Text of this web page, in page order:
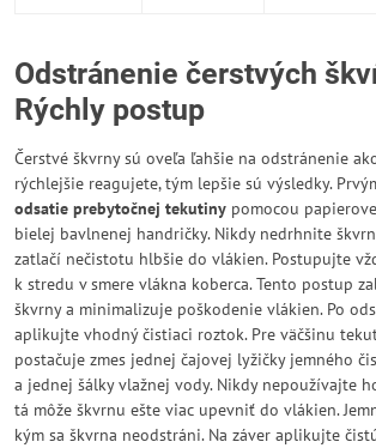
Odstránenie čerstvých
Rýchly postup
Čerstvé škvrny sú oveľa ľahšie na odstránenie
rýchlejšie reagujete, tým lepšie sú výsledky.
odsatie prebytočnej tekutiny pomocou
bielej bavlnenej handričky. Nikdy nedrhnite
zatlačí nečistotu hlbšie do vlákien. Postupujte
k stredu v smere vlákna koberca. Tento postup
škvrny a minimalizuje poškodenie vlákien. Po
aplikujte vhodný čistiaci roztok. Pre väčšinu
postačuje zmes jednej čajovej lyžičky jemného
a jednej šálky vlažnej vody. Nikdy nepoužívajte
tá môže škvrnu ešte viac upevniť do vlákien.
kým sa škvrna neodstráni. Na záver aplikujte